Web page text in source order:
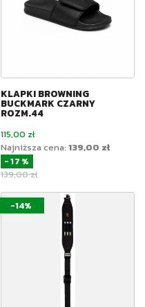
KLAPKI BROWNING
BUCKMARK CZARNY
ROZM.44
Cena
115,00 zł
Najniższa cena: 139,00 zł
-17%
Cena podstawowa
139,00 zł
-14%